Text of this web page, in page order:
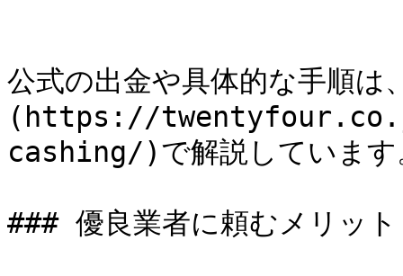
公式の出金や具体的な手順
(https://
cashing/)で解説しています
### 優良業者に頼むメリット